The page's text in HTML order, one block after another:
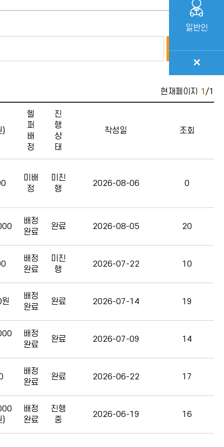
검색
현재페이지 1 /1
)
헬
퍼
배
정
진
행
상
태
작성일 조회
미배
정
미진
행
2026-08-06 0
배정
완료
완료 2026-08-05 20
배정
완료
미진
행
2026-07-22 10
배정
완료
완료 2026-07-14 19
배정
완료
완료 2026-07-09 14
배정
완료
완료 2026-06-22 17
)
배정
완료
진행
중
2026-06-19 16
일반인
✕